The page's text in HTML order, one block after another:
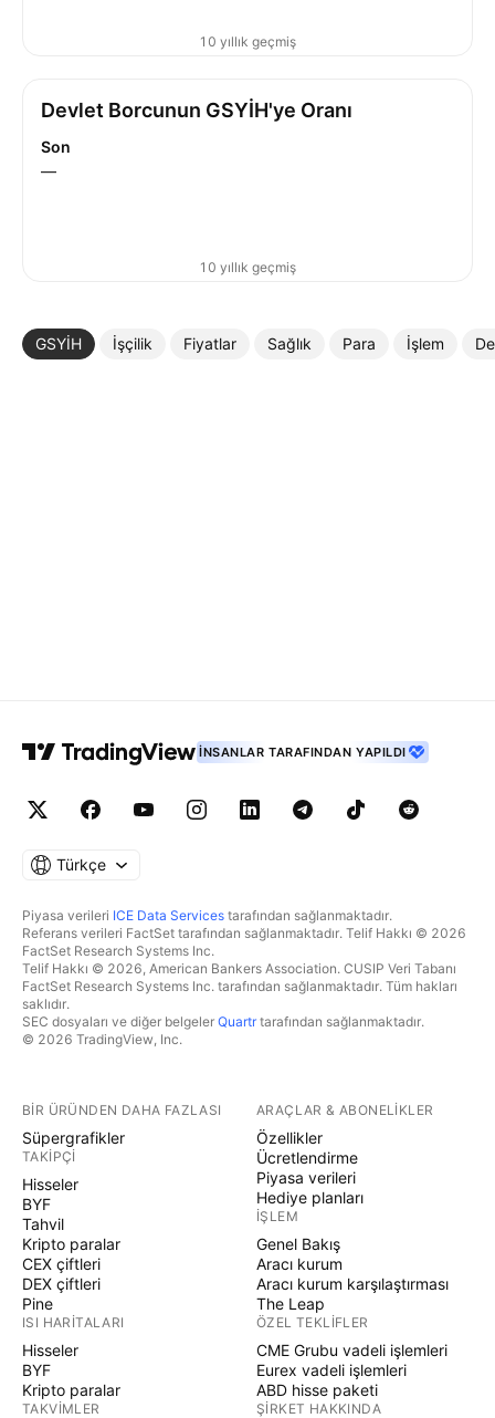
10 yıllık geçmiş
Devlet Borcunun GSYİH'ye Oranı
Son
—
10 yıllık geçmiş
GSYİH İşçilik Fiyatlar Sağlık Para İşlem
Daha Fazla
İNSANLAR TARAFINDAN YAPILDI
Türkçe
Piyasa verileri ICE Data Services tarafından sağlanmaktadır.
Referans verileri FactSet tarafından sağlanmaktadır. Telif Hakkı © 2026
FactSet Research Systems Inc.
Telif Hakkı © 2026, American Bankers Association. CUSIP Veri Tabanı
FactSet Research Systems Inc. tarafından sağlanmaktadır. Tüm hakları
saklıdır.
SEC dosyaları ve diğer belgeler Quartrtarafından sağlanmaktadır.
© 2026 TradingView, Inc.
BIR ÜRÜNDEN DAHA FAZLASI
Süpergrafikler
TAKIPÇI
Hisseler
BYF
Tahvil
Kripto paralar
CEX çiftleri
DEX çiftleri
Pine
ISI HARITALARI
Hisseler
BYF
Kripto paralar
TAKVIMLER
ARAÇLAR & ABONELIKLER
Özellikler
Ücretlendirme
Piyasa verileri
Hediye planları
İŞLEM
Genel Bakış
Aracı kurum
Aracı kurum karşılaştırması
The Leap
ÖZEL TEKLIFLER
CME Grubu vadeli işlemleri
Eurex vadeli işlemleri
ABD hisse paketi
ŞIRKET HAKKINDA